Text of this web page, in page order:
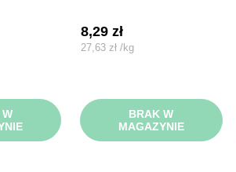
8,29 zł
27,63 zł /kg
BRAK W
MAGAZYNIE